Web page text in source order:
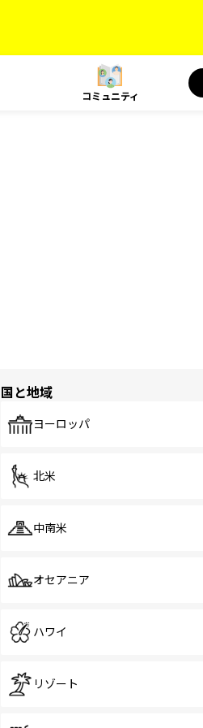
コミュニティ
国と地域
ヨーロッパ
北米
中南米
オセアニア
ハワイ
リゾート